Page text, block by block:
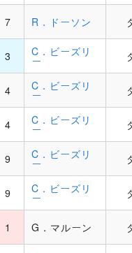
7 R．ドーソン
3 C．ビーズリ
ー
4 C．ビーズリ
ー
4 C．ビーズリ
ー
9 C．ビーズリ
ー
9 C．ビーズリ
ー
1 G．マルーン